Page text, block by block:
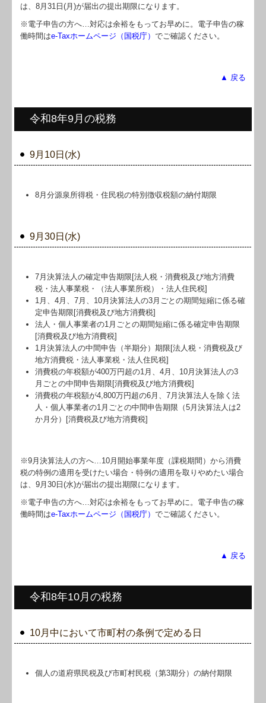
は、8月31日(月)が届出の提出期限になります。
※電子申告の方へ…対応は余裕をもってお早めに。電子申告の稼
働時間はe-Taxホームページ（国税庁）でご確認ください。
▲ 戻る
令和8年9月の税務
9月10日(水)
8月分源泉所得税・住民税の特別徴収税額の納付期限
9月30日(水)
7月決算法人の確定申告期限[法人税・消費税及び地方消費
税・法人事業税・（法人事業所税）・法人住民税]
1月、4月、7月、10月決算法人の3月ごとの期間短縮に係る確
定申告期限[消費税及び地方消費税]
法人・個人事業者の1月ごとの期間短縮に係る確定申告期限
[消費税及び地方消費税]
1月決算法人の中間申告（半期分）期限[法人税・消費税及び
地方消費税・法人事業税・法人住民税]
消費税の年税額が400万円超の1月、4月、10月決算法人の3
月ごとの中間申告期限[消費税及び地方消費税]
消費税の年税額が4,800万円超の6月、7月決算法人を除く法
人・個人事業者の1月ごとの中間申告期限（5月決算法人は2
か月分）[消費税及び地方消費税]
※9月決算法人の方へ…10月開始事業年度（課税期間）から消費
税の特例の適用を受けたい場合・特例の適用を取りやめたい場合
は、9月30日(水)が届出の提出期限になります。
※電子申告の方へ…対応は余裕をもってお早めに。電子申告の稼
働時間はe-Taxホームページ（国税庁）でご確認ください。
▲ 戻る
令和8年10月の税務
10月中において市町村の条例で定める日
個人の道府県民税及び市町村民税（第3期分）の納付期限